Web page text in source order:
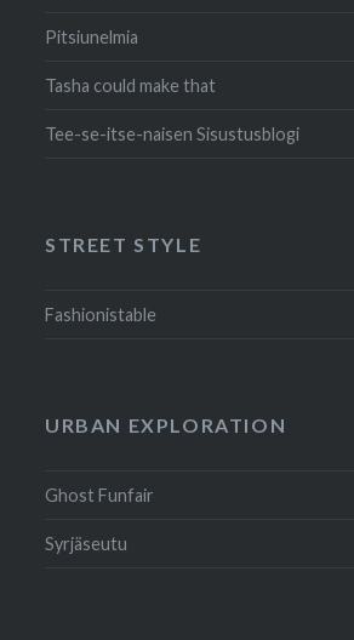
Pitsiunelmia
Tasha could make that
Tee-se-itse-naisen Sisustusblogi
STREET STYLE
Fashionistable
URBAN EXPLORATION
Ghost Funfair
Syrjäseutu